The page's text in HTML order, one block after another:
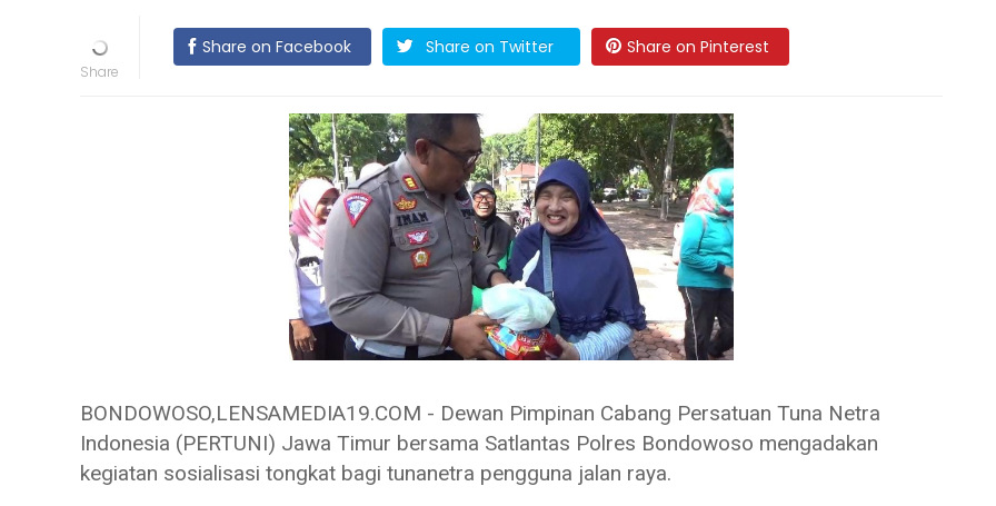
Share on Facebook Share on Twitter Share on Pinterest
BONDOWOSO,LENSAMEDIA19.COM - Dewan Pimpinan Cabang Persatuan Tuna Netra
Indonesia (PERTUNI) Jawa Timur bersama Satlantas Polres Bondowoso mengadakan
kegiatan sosialisasi tongkat bagi tunanetra pengguna jalan raya.